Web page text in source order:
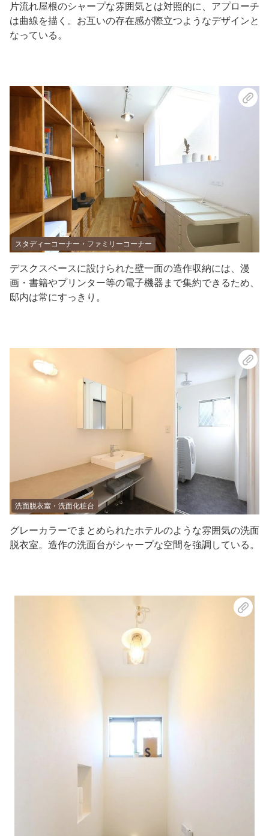
片流れ屋根のシャープな雰囲気とは対照的に、アプローチ
は曲線を描く。お互いの存在感が際立つようなデザインと
なっている。
スタディーコーナー・ファミリーコーナー
デスクスペースに設けられた壁一面の造作収納には、漫
画・書籍やプリンター等の電子機器まで集約できるため、
邸内は常にすっきり。
洗面脱衣室・洗面化粧台
グレーカラーでまとめられたホテルのような雰囲気の洗面
脱衣室。造作の洗面台がシャープな空間を強調している。